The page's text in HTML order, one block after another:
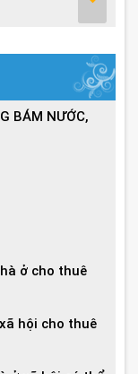
BÁM NƯỚC,
ở cho thuê
hội cho thuê